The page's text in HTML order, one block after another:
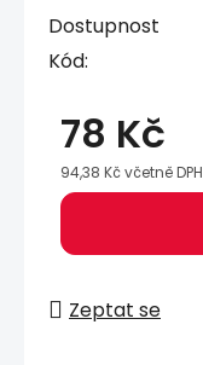
Dostupnost
Kód:
78 Kč
94,38 Kč včetně DPH
Měrná cena:
Zeptat se